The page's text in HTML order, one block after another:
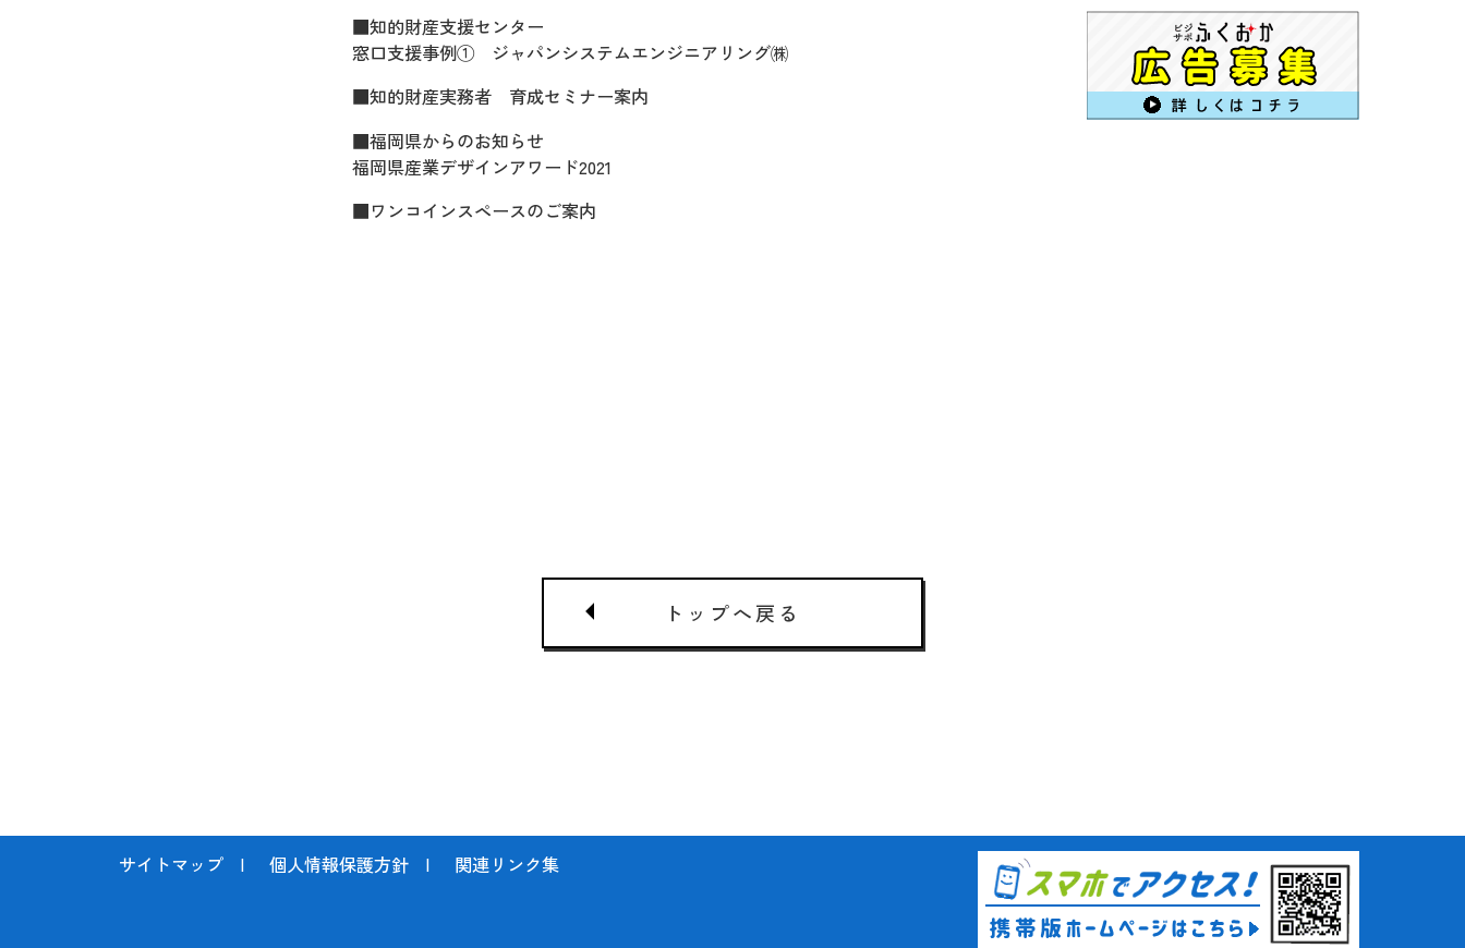
■知的財産支援センター
窓口支援事例① ジャパンシステムエンジニアリング㈱
■知的財産実務者 育成セミナー案内
■福岡県からのお知らせ
福岡県産業デザインアワード2021
■ワンコインスペースのご案内
トップへ戻る
サイトマップ 個人情報保護方針 関連リンク集